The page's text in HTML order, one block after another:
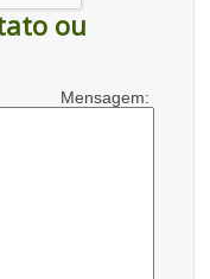
ou
Mensagem: